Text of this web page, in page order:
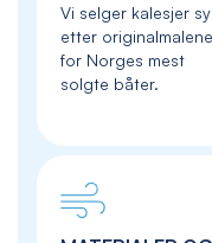
Vi selger kalesjer
etter originalmalene
for Norges mest
solgte båter.